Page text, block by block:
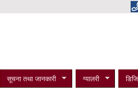
सूचना तथा जानकारी ग्यालरी